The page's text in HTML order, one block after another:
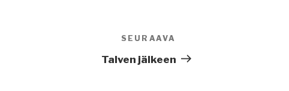
artikkeli
SEURAAVA
Talven jälkeen